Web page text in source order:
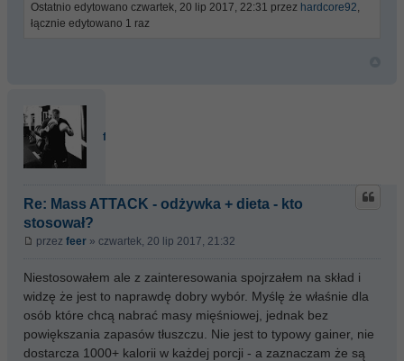
Ostatnio edytowano czwartek, 20 lip 2017, 22:31 przez hardcore92,
łącznie edytowano 1 raz
feer
Re: Mass ATTACK - odżywka + dieta - kto
stosował?
przez feer » czwartek, 20 lip 2017, 21:32
Niestosowałem ale z zainteresowania spojrzałem na skład i
widzę że jest to naprawdę dobry wybór. Myślę że właśnie dla
osób które chcą nabrać masy mięśniowej, jednak bez
powiększania zapasów tłuszczu. Nie jest to typowy gainer, nie
dostarcza 1000+ kalorii w każdej porcji - a zaznaczam że są